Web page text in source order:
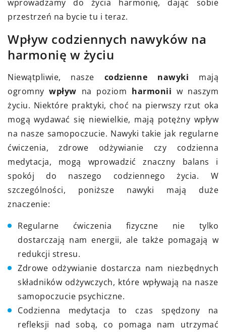
wprowadzamy do życia harmonię, dając sobie
przestrzeń na bycie tu i teraz.
Wpływ codziennych nawyków na
harmonię w życiu
Niewątpliwie, nasze codzienne nawyki mają
ogromnywpływ na poziom harmonii w naszym
życiu. Niektóre praktyki, choć na pierwszy rzut oka
mogą wydawać się niewielkie, mają potężny wpływ
na nasze samopoczucie. Nawyki takie jak regularne
ćwiczenia, zdrowe odżywianie czy codzienna
medytacja, mogą wprowadzić znaczny balans i
spokój do naszego codziennego życia. W
szczególności, poniższe nawyki mają duże
znaczenie:
Regularne ćwiczenia fizyczne nie tylko
dostarczają nam energii, ale także pomagają w
redukcji stresu.
Zdrowe odżywianie dostarcza nam niezbędnych
składników odżywczych, które wpływają na nasze
samopoczucie psychiczne.
Codzienna medytacja to czas spędzony na
refleksji nad sobą, co pomaga nam utrzymać